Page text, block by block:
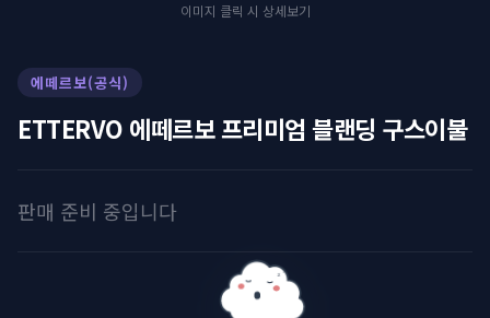
이미지 클릭 시 상세보기
에떼르보(공식)
ETTERVO 에떼르보 프리미엄 블랜딩 구스이불
판매 준비 중입니다